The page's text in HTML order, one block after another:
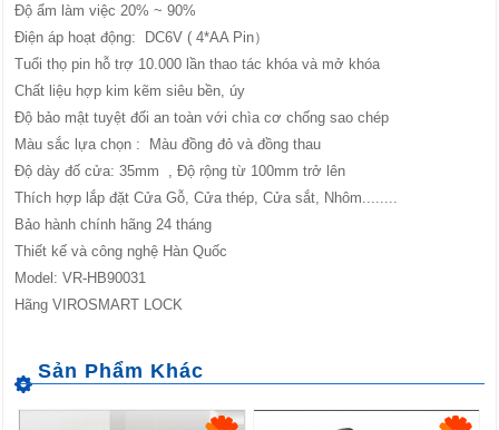
Độ ẩm làm việc 20% ~ 90%
Điện áp hoạt động: DC6V ( 4*AA Pin）
Tuổi thọ pin hỗ trợ 10.000 lần thao tác khóa và mở khóa
Chất liệu hợp kim kẽm siêu bền, úy
Độ bảo mật tuyệt đối an toàn với chìa cơ chống sao chép
Màu sắc lựa chọn : Màu đồng đỏ và đồng thau
Độ dày đố cửa: 35mm , Độ rộng từ 100mm trở lên
Thích hợp lắp đặt Cửa Gỗ, Cửa thép, Cửa sắt, Nhôm........
Bảo hành chính hãng 24 tháng
Thiết kế và công nghệ Hàn Quốc
Model: VR-HB90031
Hãng VIROSMART LOCK